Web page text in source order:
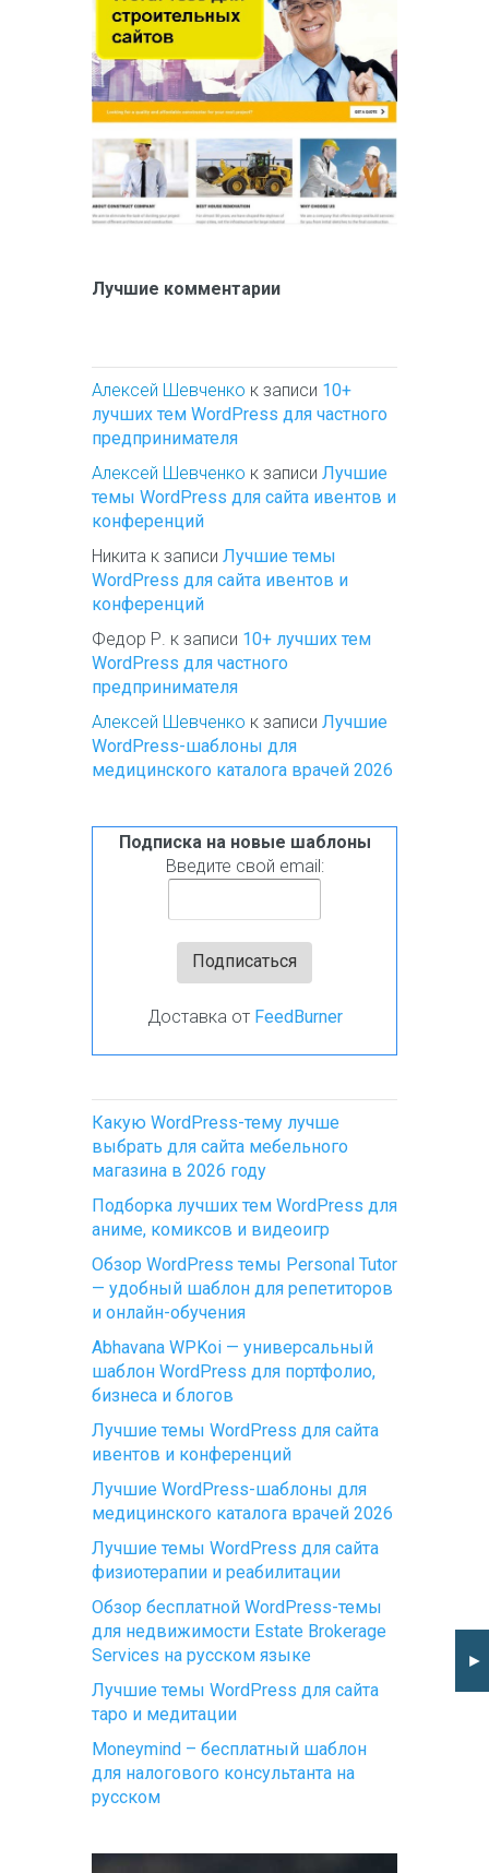
Лучшие комментарии
Алексей Шевченко к записи 10+
лучших тем WordPress для частного
предпринимателя
Алексей Шевченко к записи Лучшие
темы WordPress для сайта ивентов и
конференций
Никита к записи Лучшие темы
WordPress для сайта ивентов и
конференций
Федор Р. к записи 10+ лучших тем
WordPress для частного
предпринимателя
Алексей Шевченко к записи Лучшие
WordPress-шаблоны для
медицинского каталога врачей 2026
Подписка на новые шаблоны
Введите свой email:
Доставка от FeedBurner
Какую WordPress-тему лучше
выбрать для сайта мебельного
магазина в 2026 году
Подборка лучших тем WordPress для
аниме, комиксов и видеоигр
Обзор WordPress темы Personal Tutor
— удобный шаблон для репетиторов
и онлайн-обучения
Abhavana WPKoi — универсальный
шаблон WordPress для портфолио,
бизнеса и блогов
Лучшие темы WordPress для сайта
ивентов и конференций
Лучшие WordPress-шаблоны для
медицинского каталога врачей 2026
Лучшие темы WordPress для сайта
физиотерапии и реабилитации
Обзор бесплатной WordPress-темы
для недвижимости Estate Brokerage
Services на русском языке
Лучшие темы WordPress для сайта
таро и медитации
Moneymind – бесплатный шаблон
для налогового консультанта на
русском
►